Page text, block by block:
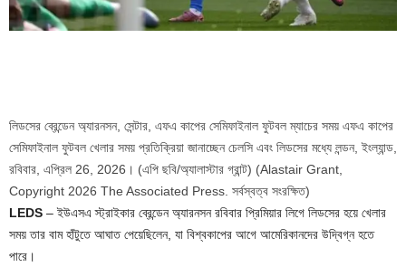
লিডসের ব্রেন্ডেন অ্যারনসন, সেন্টার, এফএ কাপের সেমিফাইনাল ফুটবল ম্যাচের সময় এফএ কাপের
সেমিফাইনাল ফুটবল খেলার সময় প্রতিক্রিয়া জানাচ্ছেন চেলসি এবং লিডসের মধ্যে লন্ডন, ইংল্যান্ড,
রবিবার, এপ্রিল 26, 2026। (এপি ছবি/অ্যালাস্টার গ্রান্ট) (Alastair Grant,
Copyright 2026 The Associated Press. সর্বস্বত্ব সংরক্ষিত)
LEDS – ইউএসএ স্ট্রাইকার ব্রেন্ডেন অ্যারনসন রবিবার প্রিমিয়ার লিগে লিডসের হয়ে খেলার
সময় তার বাম হাঁটুতে আঘাত পেয়েছিলেন, যা বিশ্বকাপের আগে আমেরিকানদের উদ্বিগ্ন হতে
পারে।